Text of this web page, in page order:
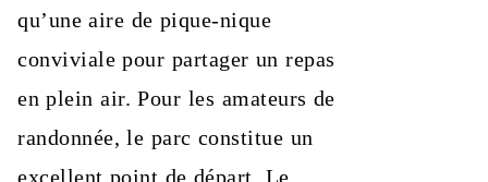
qu’une aire de pique-nique
conviviale pour partager un repas
en plein air. Pour les amateurs de
randonnée, le parc constitue un
excellent point de départ. Le